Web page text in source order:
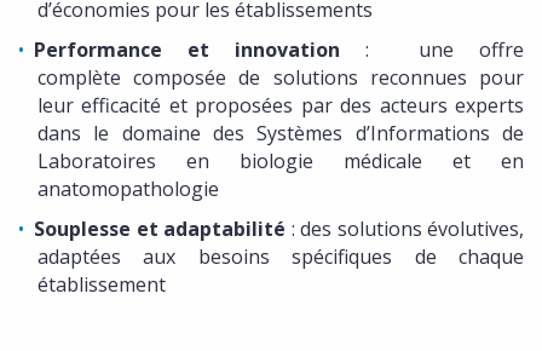
d’économies pour les établissements
Performance et innovation :
une offre
complète composée de solutions reconnues pour
leur efficacité et proposées par des acteurs experts
dans le domaine des Systèmes d’Informations de
Laboratoires en biologie médicale et en
anatomopathologie
Souplesse et adaptabilité : des solutions évolutives,
adaptées aux besoins spécifiques de chaque
établissement